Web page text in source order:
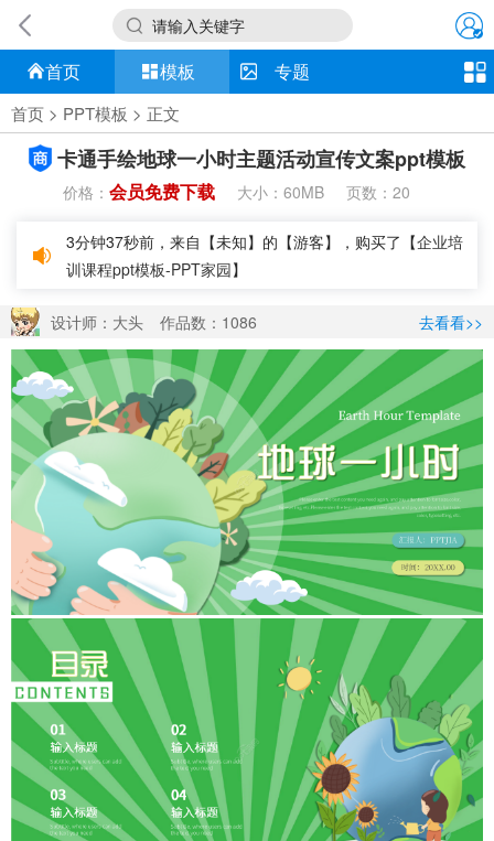
请输入关键字
首页 模板 专题
首页 > PPT模板 > 正文
卡通手绘地球一小时主题活动宣传文案ppt模板
价格： 会员免费下载 大小： 60MB 页数： 20
3分钟37秒前，来自【未知】的【游客】，购买了【企业培
训课程ppt模板-PPT家园】
设计师：大头 作品数：1086 去看看>>